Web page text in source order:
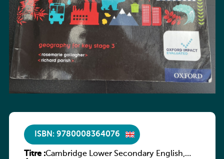
ISBN: 9780008364076
Titre :Cambridge Lower Secondary English,